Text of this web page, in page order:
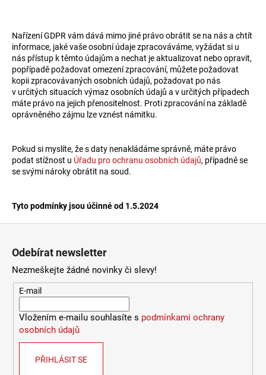
Nařízení GDPR vám dává mimo jiné právo obrátit se na nás a chtít
informace, jaké vaše osobní údaje zpracováváme, vyžádat si u
nás přístup k těmto údajům a nechat je aktualizovat nebo opravit,
popřípadě požadovat omezení zpracování, můžete požadovat
kopii zpracovávaných osobních údajů, požadovat po nás
v určitých situacích výmaz osobních údajů a v určitých případech
máte právo na jejich přenositelnost. Proti zpracování na základě
oprávněného zájmu lze vznést námitku.
Pokud si myslíte, že s daty nenakládáme správně, máte právo
podat stížnost u Úřadu pro ochranu osobních údajů, případně se
se svými nároky obrátit na soud.
Tyto podmínky jsou účinné od 1.5.2024
Odebírat newsletter
Nezmeškejte žádné novinky či slevy!
E-mail
Vložením e-mailu souhlasíte s podmínkami ochrany
osobních údajů
PŘIHLÁSIT SE